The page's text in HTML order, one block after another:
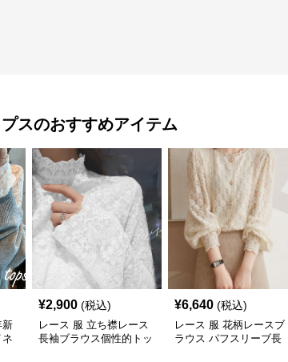
プスのおすすめアイテム
新
¥2,900 (税込)
レース 服 立ち襟レース
長袖ブラウス個性的トッ
¥6,640 (税込)
レース 服 花柄レースブ
ラウス パフスリーブ長